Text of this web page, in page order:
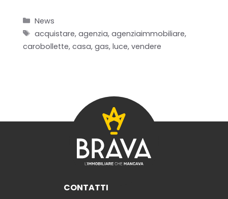
Chi siamo
Formula BRAVA
Servizi per i clienti
Servizi per gli agenti
I nostri immobili
Blog
Categorie
News
Tag
acquistare,agenzia,agenziaimmobiliare,
carobollette, casa, gas, luce, vendere
CONTATTI